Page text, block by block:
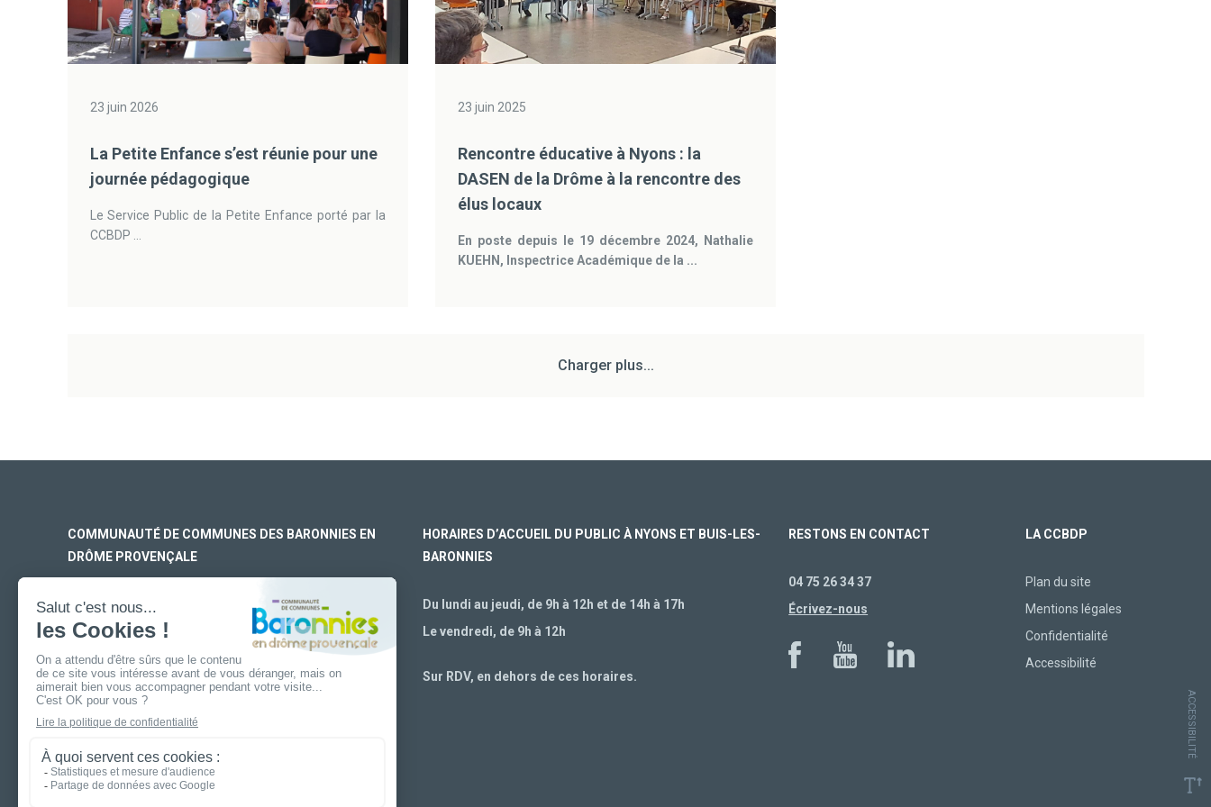
23 juin 2026
La Petite Enfance s’est réunie pour une
journée pédagogique
Le Service Public de la Petite Enfance porté par la
CCBDP ...
23 juin 2025
Rencontre éducative à Nyons : la
DASEN de la Drôme à la rencontre des
élus locaux
En poste depuis le 19 décembre 2024, Nathalie
KUEHN, Inspectrice Académique de la ...
Charger plus...
COMMUNAUTÉ DE COMMUNES DES BARONNIES EN
DRÔME PROVENÇALE
SIÈGE SOCIAL
170 rue Ferdinand Fert
Les Laurons – CS 30005
26110 Nyons
ANTENNE DE BUIS-LES-BARONNIES
19 boulevard Aristide Briand
26170 Buis-Les-Baronnies
HORAIRES D’ACCUEIL DU PUBLIC À NYONS ET BUIS-LES-
BARONNIES
Du lundi au jeudi, de 9h à 12h et de 14h à 17h
Le vendredi, de 9h à 12h
Sur RDV, en dehors de ces horaires.
RESTONS EN CONTACT
04 75 26 34 37
Écrivez-nous
LA CCBDP
Plan du site
Mentions légales
Confidentialité
Accessibilité
ACCESSIBILITÉ